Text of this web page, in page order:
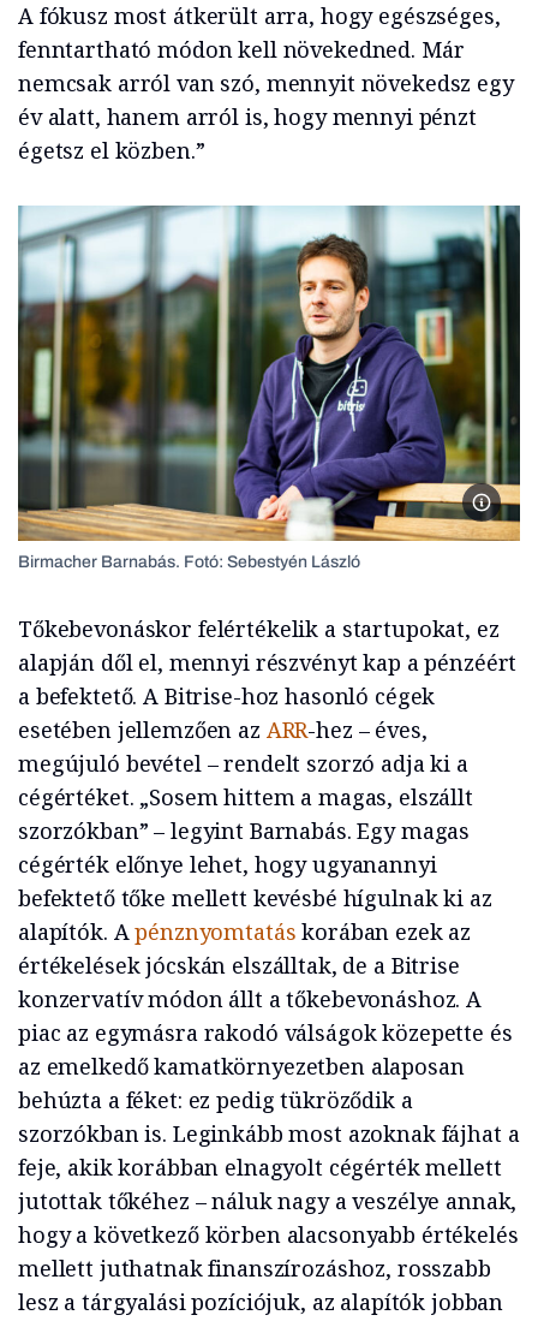
A fókusz most átkerült arra, hogy egészséges,
fenntartható módon kell növekedned. Már
nemcsak arról van szó, mennyit növekedsz egy
év alatt, hanem arról is, hogy mennyi pénzt
égetsz el közben.”
Birmacher Barnabás. Fotó: Sebestyén László
Tőkebevonáskor felértékelik a startupokat, ez
alapján dől el, mennyi részvényt kap a pénzéért
a befektető. A Bitrise-hoz hasonló cégek
esetében jellemzően az ARR-hez – éves,
megújuló bevétel – rendelt szorzó adja ki a
cégértéket. „Sosem hittem a magas, elszállt
szorzókban” – legyint Barnabás. Egy magas
cégérték előnye lehet, hogy ugyanannyi
befektető tőke mellett kevésbé hígulnak ki az
alapítók. Apénznyomtatáskorában ezek az
értékelések jócskán elszálltak, de a Bitrise
konzervatív módon állt a tőkebevonáshoz. A
piac az egymásra rakodó válságok közepette és
az emelkedő kamatkörnyezetben alaposan
behúzta a féket: ez pedig tükröződik a
szorzókban is. Leginkább most azoknak fájhat a
feje, akik korábban elnagyolt cégérték mellett
jutottak tőkéhez – náluk nagy a veszélye annak,
hogy a következő körben alacsonyabb értékelés
mellett juthatnak finanszírozáshoz, rosszabb
lesz a tárgyalási pozíciójuk, az alapítók jobban